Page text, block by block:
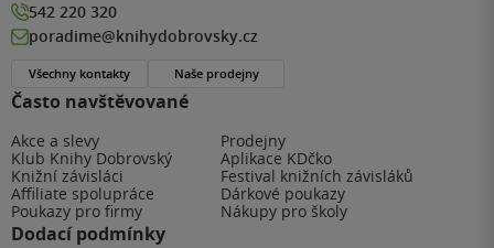
Často navštěvované
Akce a slevy
Prodejny
Klub Knihy Dobrovský
Aplikace KDčko
Knižní závisláci
Festival knižních závisláků
Affiliate spolupráce
Dárkové poukazy
Poukazy pro firmy
Nákupy pro školy
Dodací podmínky
542 220 320
poradime@knihydobrovsky.cz
Všechny kontakty Naše prodejny